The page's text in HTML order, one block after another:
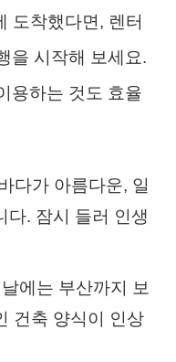
도착했다면, 렌터
을 시작해 보세요.
용하는 것도 효율
다가 아름다운, 일
다. 잠시 들러 인생
에는 부산까지 보
건축 양식이 인상